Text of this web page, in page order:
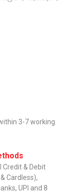
3-7 working
Credit & Debit
Cardless),
UPI and 8